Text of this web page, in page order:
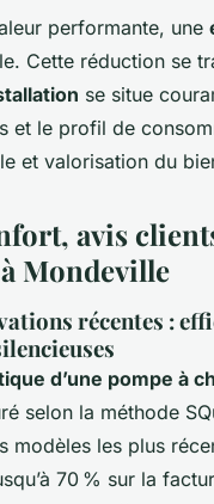
performante, une
Cette réduction se
se situe
et le profil de
et valorisation du
avis
Mondeville
récentes :
d’une pompe à
selon la méthode
modèles les plus
70 % sur la